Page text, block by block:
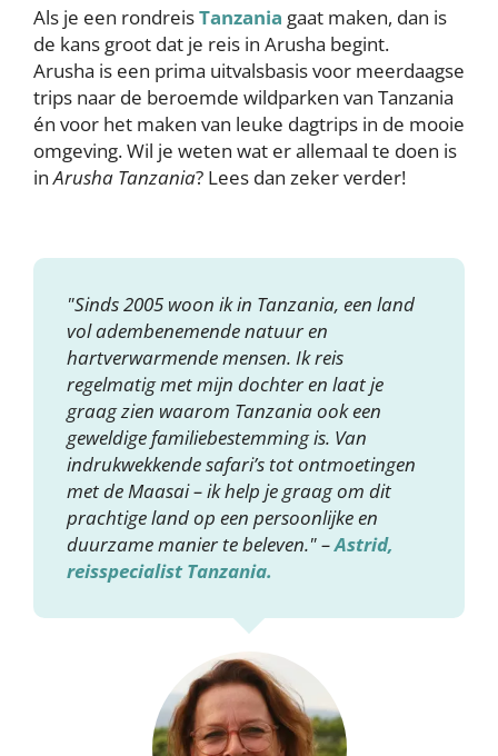
Als je een rondreisTanzania gaat maken, dan is
de kans groot dat je reis in Arusha begint.
Arusha is een prima uitvalsbasis voor meerdaagse
trips naar de beroemde wildparken van Tanzania
én voor het maken van leuke dagtrips in de mooie
omgeving. Wil je weten wat er allemaal te doen is
inArusha Tanzania? Lees dan zeker verder!
"Sinds 2005 woon ik in Tanzania, een land
vol adembenemende natuur en
hartverwarmende mensen. Ik reis
regelmatig met mijn dochter en laat je
graag zien waarom Tanzania ook een
geweldige familiebestemming is. Van
indrukwekkende safari’s tot ontmoetingen
met de Maasai – ik help je graag om dit
prachtige land op een persoonlijke en
duurzame manier te beleven." –Astrid,
reisspecialist Tanzania.